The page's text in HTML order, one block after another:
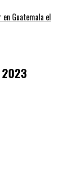
Guatemala el